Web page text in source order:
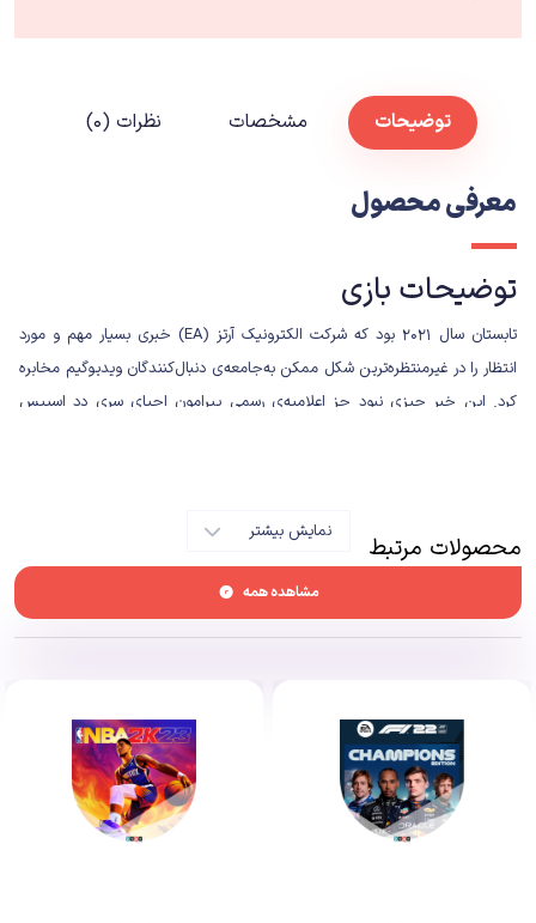
توضیحات مشخصات نظرات (۰)
معرفی محصول
توضیحات بازی
تابستان سال ۲۰۲۱ بود که شرکت الکترونیک آرتز (EA) خبری بسیار مهم و مورد
انتظار را در غیرمنتظره‌ترین شکل ممکن به‌جامعه‌ی دنبال‌کنندگان ویدیوگیم مخابره
کرد. این خبر چیزی نبود جز اعلامیه‌ی رسمی پیرامون احیای سری دد اسپیس
محصولات تاثیرگذار در تاریخ ژانر اکشن/ترس/بقا به‌حساب می‌آید و بازسازی آن برای
تیمی کم‌تجربه مثل متیو، یک ماموریت بسیار سخت و پرفشار به‌حساب می‌آمد.
نمایش بیشتر محصولات مرتبط
مشاهده همه